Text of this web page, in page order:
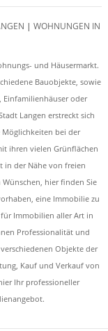
| WOHNUNGEN IN
und Häusermarkt.
Bauobjekte, sowie
Einfamilienhäuser oder
Langen erstreckt sich
bei der
ihren vielen Grünflächen
in der Nähe von freien
hier finden Sie
eine Immobilie zu
Immobilien aller Art in
Professionalität und
Objekte der
Kauf und Verkauf von
Ihr professioneller